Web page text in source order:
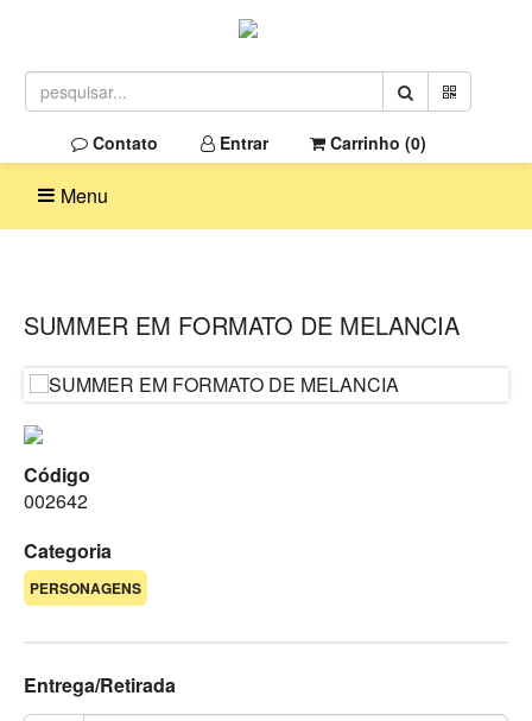
Contato Entrar Carrinho (0)
Menu
SUMMER EM FORMATO DE MELANCIA
Código
002642
Categoria
PERSONAGENS
Entrega/Retirada